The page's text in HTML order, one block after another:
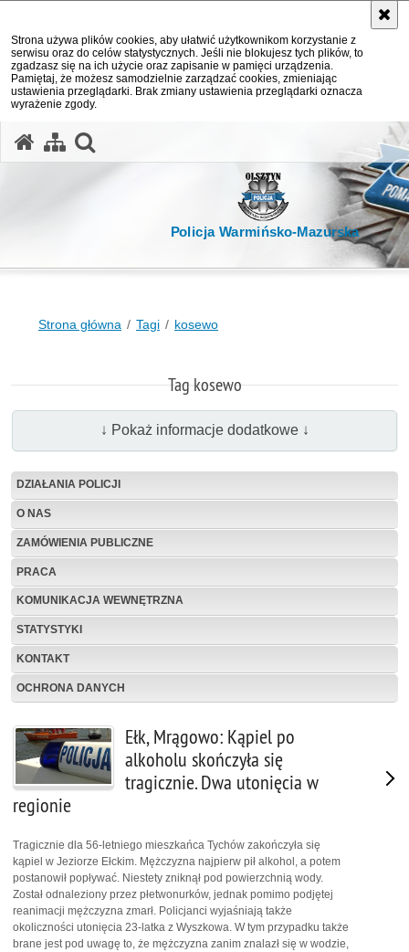
Strona używa plików cookies, aby ułatwić użytkownikom korzystanie z
serwisu oraz do celów statystycznych. Jeśli nie blokujesz tych plików, to
zgadzasz się na ich użycie oraz zapisanie w pamięci urządzenia.
Pamiętaj, że możesz samodzielnie zarządzać cookies, zmieniając
ustawienia przeglądarki. Brak zmiany ustawienia przeglądarki oznacza
wyrażenie zgody.
Policja Warmińsko-Mazurska
Strona główna Tagi kosewo
Tag kosewo
↓ Pokaż informacje dodatkowe ↓
DZIAŁANIA POLICJI
O NAS
ZAMÓWIENIA PUBLICZNE
PRACA
KOMUNIKACJA WEWNĘTRZNA
STATYSTYKI
KONTAKT
OCHRONA DANYCH
Ełk, Mrągowo: Kąpiel po
alkoholu skończyła się
tragicznie. Dwa utonięcia w
regionie
Tragicznie dla 56-letniego mieszkańca Tychów zakończyła się
kąpiel w Jeziorze Ełckim. Mężczyzna najpierw pił alkohol, a potem
postanowił popływać. Niestety zniknął pod powierzchnią wody.
Został odnaleziony przez płetwonurków, jednak pomimo podjętej
reanimacji mężczyzna zmarł. Policjanci wyjaśniają także
okoliczności utonięcia 23-latka z Wyszkowa. W tym przypadku także
brane jest pod uwagę to, że mężczyzna zanim znalazł się w wodzie,